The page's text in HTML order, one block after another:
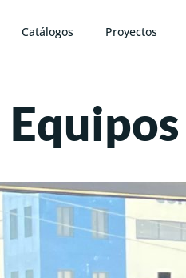
Catálogos Proyectos
Equipos